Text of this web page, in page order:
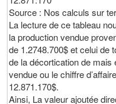
Source : Nos calculs sur
La lecture de ce tableau
la production vendue
de 1.2748.700$ et celui de
de la décortication de
vendue ou le chiffre
12.871.170$.
Ainsi, La valeur ajoutée